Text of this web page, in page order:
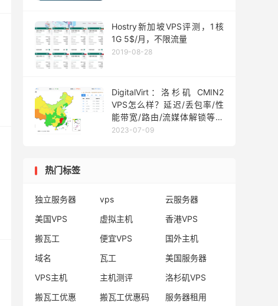
Hostry新加坡VPS评测，1核
1G 5$/月，不限流量
2019-08-28
DigitalVirt：洛杉矶 CMIN2
VPS怎么样？延迟/丢包率/性
能带宽/路由/流媒体解锁等测
评分享
2023-07-09
热门标签
独立服务器 vps
云服务器
美国VPS
虚拟主机
香港VPS
搬瓦工
便宜VPS
国外主机
域名
瓦工
美国服务器
VPS主机
主机测评
洛杉矶VPS
搬瓦工优惠
搬瓦工优惠码
服务器租用